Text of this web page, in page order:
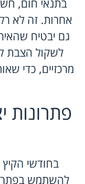
בתנאי חום,
אחרות. זה לא
גם יבטיח
לשקול הצבת
מרכזיים, כדי
פתרונות
בחודשי
להשתמש